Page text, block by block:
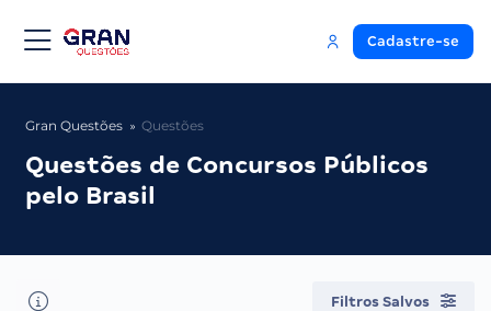
Cadastre-se
Gran Questões Questões
Questões de Concursos Públicos
pelo Brasil
Filtros Salvos